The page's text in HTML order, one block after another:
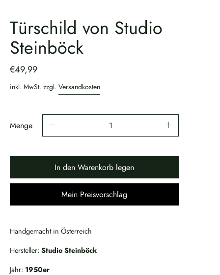
Türschild von Studio
Steinböck
€49,99
inkl. MwSt. zzgl. Versandkosten
Menge
In den Warenkorb legen
Mein Preisvorschlag
Handgemacht in Österreich
Hersteller: Studio Steinböck
Jahr: 1950er